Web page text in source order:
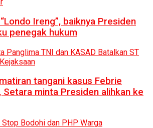
Ireng”, baiknya Presiden
penegak hukum
tangani kasus Febrie
Setara minta Presiden alihkan ke